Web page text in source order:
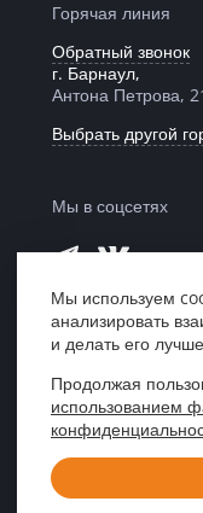
Горячая линия
Обратный звонок
г. Барнаул,
Антона Петрова,
Выбрать другой
Мы в соцсетях
Центр правовой
Кемерово,
Мы используем
анализировать
и делать его
Продолжая
использованием